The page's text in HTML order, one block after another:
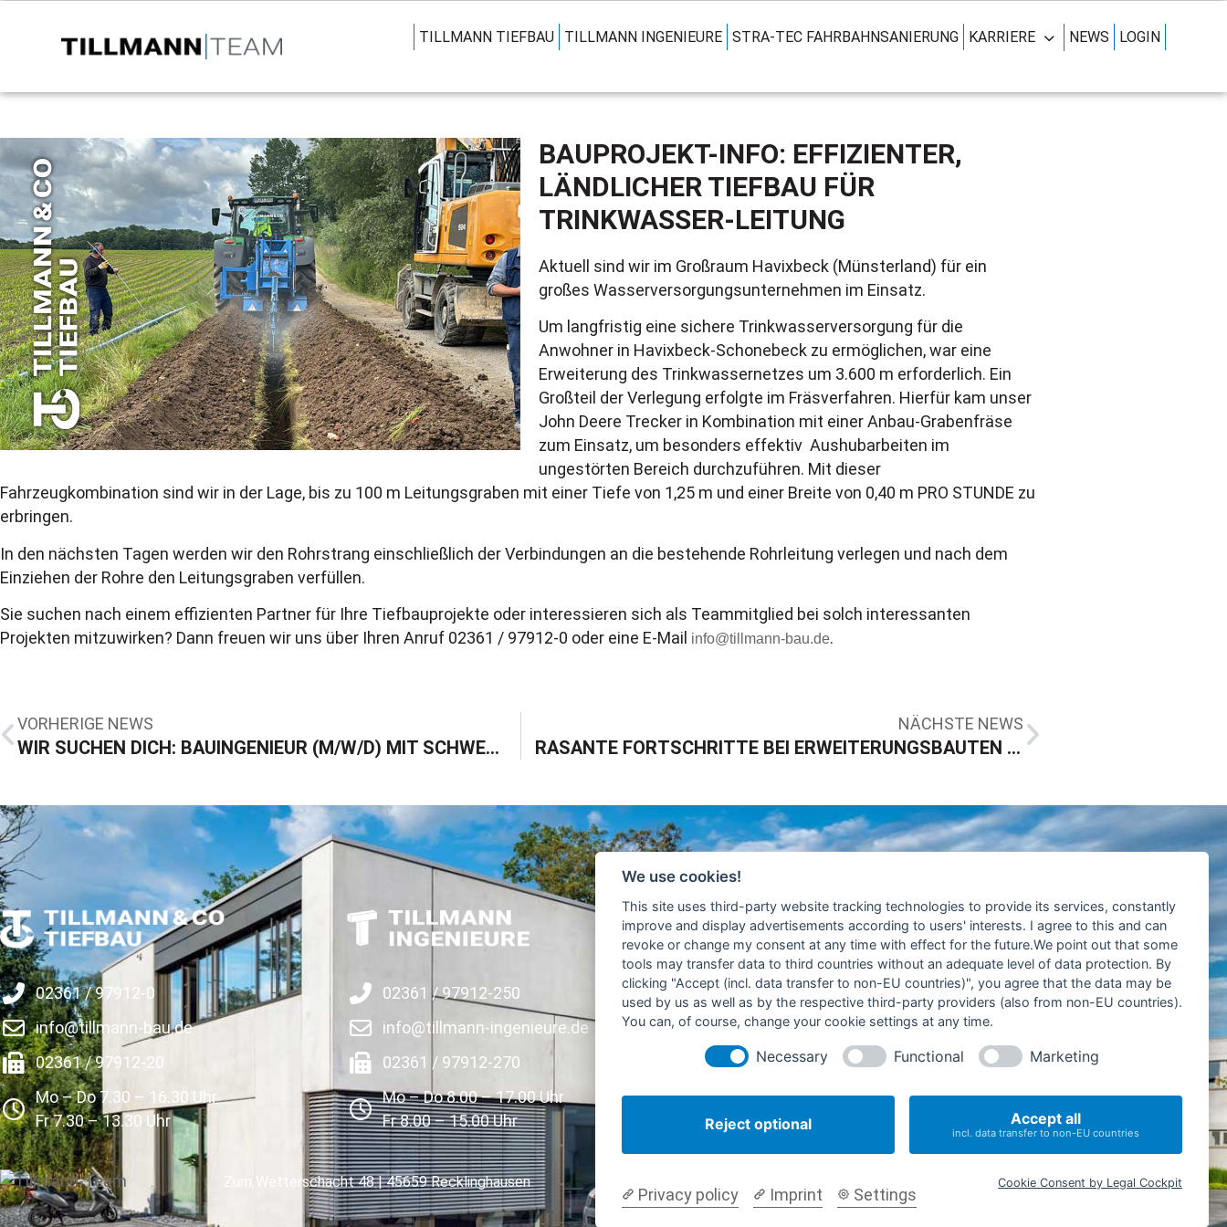
TILLMANN TIEFBAU TILLMANN INGENIEURE STRA-TEC FAHRBAHNSANIERUNG KARRIERE NEWS LOGIN
BAUPROJEKT-INFO: EFFIZIENTER,
LÄNDLICHER TIEFBAU FÜR
TRINKWASSER-LEITUNG
Aktuell sind wir im Großraum Havixbeck (Münsterland) für ein
großes Wasserversorgungsunternehmen im Einsatz.
Um langfristig eine sichere Trinkwasserversorgung für die
Anwohner in Havixbeck-Schonebeck zu ermöglichen, war eine
Erweiterung des Trinkwassernetzes um 3.600 m erforderlich. Ein
Großteil der Verlegung erfolgte im Fräsverfahren. Hierfür kam unser
John Deere Trecker in Kombination mit einer Anbau-Grabenfräse
zum Einsatz, um besonders effektiv Aushubarbeiten im
ungestörten Bereich durchzuführen. Mit dieser
Fahrzeugkombination sind wir in der Lage, bis zu 100 m Leitungsgraben mit einer Tiefe von 1,25 m und einer Breite von 0,40 m PRO STUNDE zu
erbringen.
In den nächsten Tagen werden wir den Rohrstrang einschließlich der Verbindungen an die bestehende Rohrleitung verlegen und nach dem
Einziehen der Rohre den Leitungsgraben verfüllen.
Sie suchen nach einem effizienten Partner für Ihre Tiefbauprojekte oder interessieren sich als Teammitglied bei solch interessanten
Projekten mitzuwirken? Dann freuen wir uns über Ihren Anruf 02361 / 97912-0 oder eine E-Mail info@tillmann-bau.de.
VORHERIGE NEWS
WIR SUCHEN DICH: BAUINGENIEUR (M/W/D) MIT SCHWERPUNKT TIEFBAU
NÄCHSTE NEWS
RASANTE FORTSCHRITTE BEI ERWEITERUNGSBAUTEN FÜR VERWALTUNG UND LAGER
02361 / 97912-0
info@tillmann-bau.de
02361 / 97912-20
Mo – Do 7.30 – 16.30 Uhr
Fr 7.30 – 13.30 Uhr
02361 / 97912-250
info@tillmann-ingenieure.de
02361 / 97912-270
Mo – Do 8.00 – 17.00 Uhr
Fr 8.00 – 15.00 Uhr
02361 / 97912-200
info@stratec-fahrbahnsanierung.de
Mo – Do 8.00 – 16.30 Uhr
Zum Wetterschacht 48 | 45659 Recklinghausen
We use cookies!
This site uses third-party website tracking technologies to provide its services, constantly
improve and display advertisements according to users' interests. I agree to this and can
revoke or change my consent at any time with effect for the future.We point out that some
tools may transfer data to third countries without an adequate level of data protection. By
clicking "Accept (incl. data transfer to non-EU countries)", you agree that the data may be
used by us as well as by the respective third-party providers (also from non-EU countries).
You can, of course, change your cookie settings at any time.
Necessary Functional Marketing
Reject optional Accept all
incl. data transfer to non-EU countries
Privacy policy Imprint Settings
Cookie Consent by Legal Cockpit